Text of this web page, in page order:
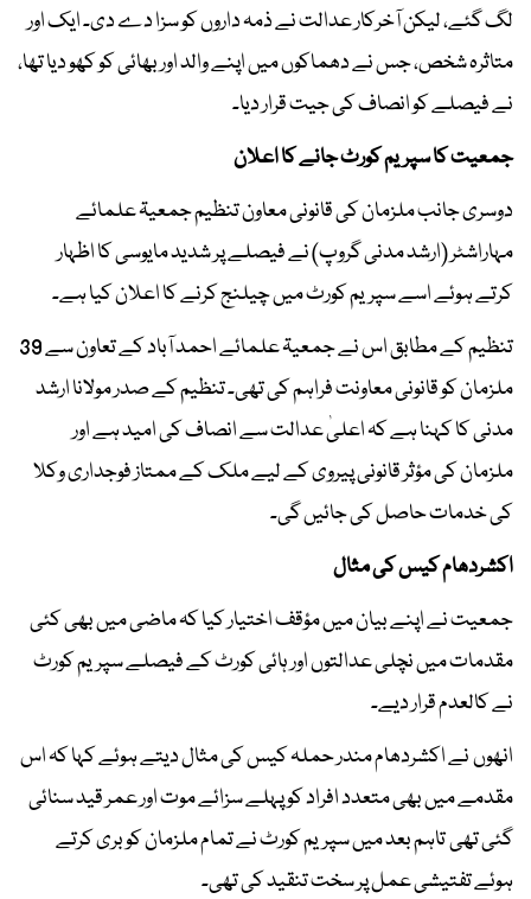
لگ گئے، لیکن آخرکار عدالت نے ذمہ داروں کو سزا دے دی۔ ایک اور
متاثرہ شخص، جس نے دھماکوں میں اپنے والد اور بھائی کو کھو دیا تھا،
نے فیصلے کو انصاف کی جیت قرار دیا۔
جمعیت کا سپریم کورٹ جانے کا اعلان
دوسری جانب ملزمان کی قانونی معاون تنظیم جمعیۃ علمائے
مہاراشٹر (ارشد مدنی گروپ) نے فیصلے پر شدید مایوسی کا اظہار
کرتے ہوئے اسے سپریم کورٹ میں چیلنج کرنے کا اعلان کیا ہے۔
تنظیم کے مطابق اس نے جمعیۃ علمائے احمد آباد کے تعاون سے 39
ملزمان کو قانونی معاونت فراہم کی تھی۔ تنظیم کے صدر مولانا ارشد
مدنی کا کہنا ہے کہ اعلیٰ عدالت سے انصاف کی امید ہے اور
ملزمان کی مؤثر قانونی پیروی کے لیے ملک کے ممتاز فوجداری وکلا
کی خدمات حاصل کی جائیں گی۔
اکشردھام کیس کی مثال
جمعیت نے اپنے بیان میں مؤقف اختیار کیا کہ ماضی میں بھی کئی
مقدمات میں نچلی عدالتوں اور ہائی کورٹ کے فیصلے سپریم کورٹ
نے کالعدم قرار دیے۔
انھوں نے اکشردھام مندر حملہ کیس کی مثال دیتے ہوئے کہا کہ اس
مقدمے میں بھی متعدد افراد کو پہلے سزائے موت اور عمر قید سنائی
گئی تھی تاہم بعد میں سپریم کورٹ نے تمام ملزمان کو بری کرتے
ہوئے تفتیشی عمل پر سخت تنقید کی تھی۔